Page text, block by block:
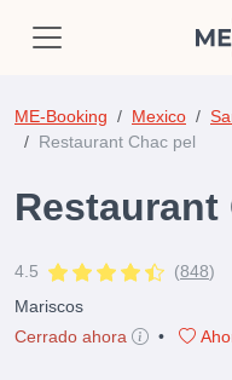
ME-Booking Mexico
Restaurant Chac pel
Restaurant
4.5 (848)
Mariscos
Cerrado ahora
•